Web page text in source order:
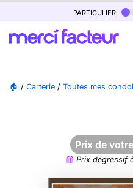
particulier
🏠 / Carterie / Toutes mes
Prix de
Prix dégressif